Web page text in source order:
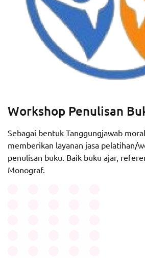
Workshop Penulisan
Sebagai bentuk Tanggungjawab
memberikan layanan jasa pelatihan/
penulisan buku. Baik buku ajar,
Monograf.